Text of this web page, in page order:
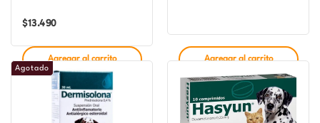
$13.490
Agregar al carrito Agregar al carrito
Agotado